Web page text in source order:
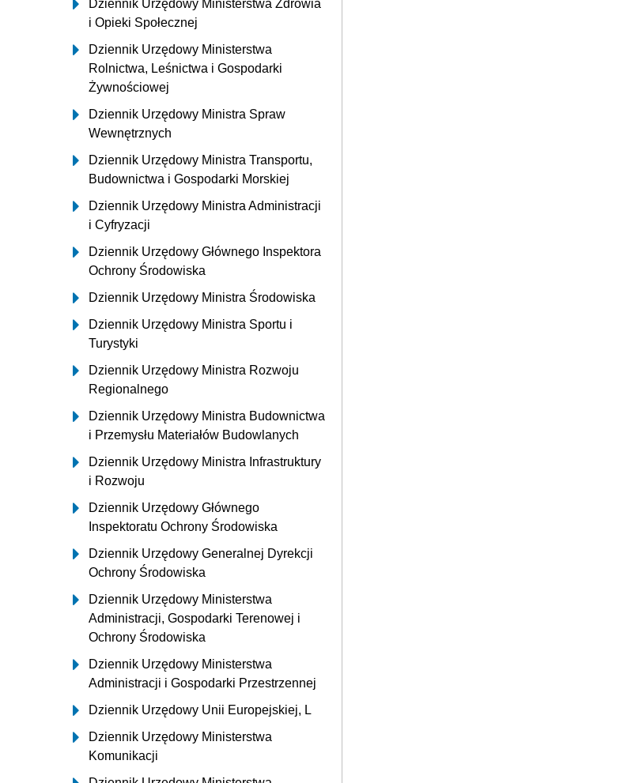
Dziennik Urzędowy Ministerstwa Zdrowia
i Opieki Społecznej
Dziennik Urzędowy Ministerstwa
Rolnictwa, Leśnictwa i Gospodarki
Żywnościowej
Dziennik Urzędowy Ministra Spraw
Wewnętrznych
Dziennik Urzędowy Ministra Transportu,
Budownictwa i Gospodarki Morskiej
Dziennik Urzędowy Ministra Administracji
i Cyfryzacji
Dziennik Urzędowy Głównego Inspektora
Ochrony Środowiska
Dziennik Urzędowy Ministra Środowiska
Dziennik Urzędowy Ministra Sportu i
Turystyki
Dziennik Urzędowy Ministra Rozwoju
Regionalnego
Dziennik Urzędowy Ministra Budownictwa
i Przemysłu Materiałów Budowlanych
Dziennik Urzędowy Ministra Infrastruktury
i Rozwoju
Dziennik Urzędowy Głównego
Inspektoratu Ochrony Środowiska
Dziennik Urzędowy Generalnej Dyrekcji
Ochrony Środowiska
Dziennik Urzędowy Ministerstwa
Administracji, Gospodarki Terenowej i
Ochrony Środowiska
Dziennik Urzędowy Ministerstwa
Administracji i Gospodarki Przestrzennej
Dziennik Urzędowy Unii Europejskiej, L
Dziennik Urzędowy Ministerstwa
Komunikacji